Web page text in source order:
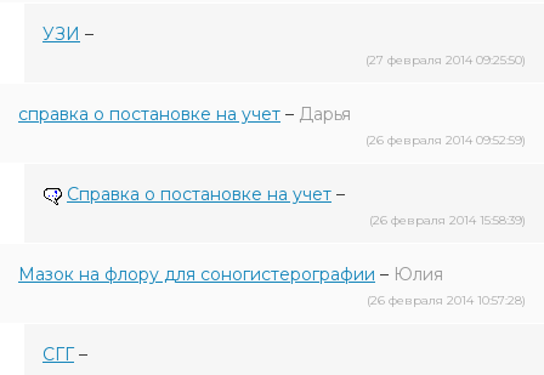
УЗИ –
(27 февраля 2014 09:25:50)
справка о постановке на учет – Дарья
(26 февраля 2014 09:52:59)
Справка о постановке на учет –
(26 февраля 2014 15:58:39)
Мазок на флору для соногистерографии – Юлия
(26 февраля 2014 10:57:28)
СГГ–